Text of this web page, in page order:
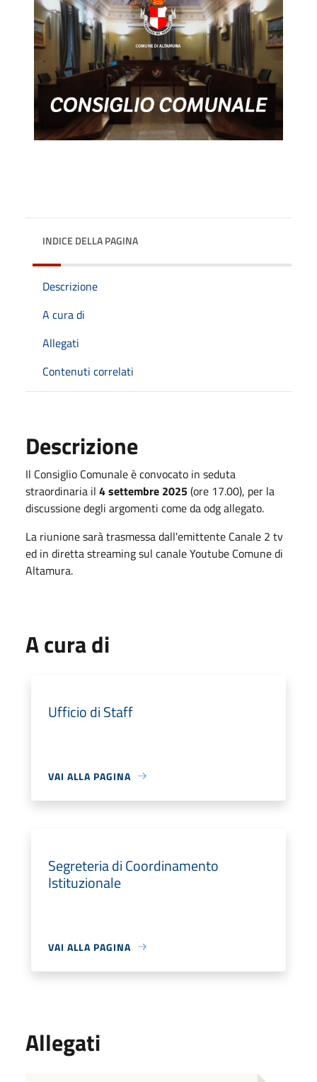
INDICE DELLA PAGINA
Descrizione
A cura di
Allegati
Contenuti correlati
Descrizione
Il Consiglio Comunale è convocato in seduta
straordinaria il 4 settembre 2025(ore 17.00), per la
discussione degli argomenti come da odg allegato.
La riunione sarà trasmessa dall'emittente Canale 2 tv
ed in diretta streaming sul canale Youtube Comune di
Altamura.
A cura di
Ufficio di Staff
VAI ALLA PAGINA
Segreteria di Coordinamento
Istituzionale
VAI ALLA PAGINA
Allegati